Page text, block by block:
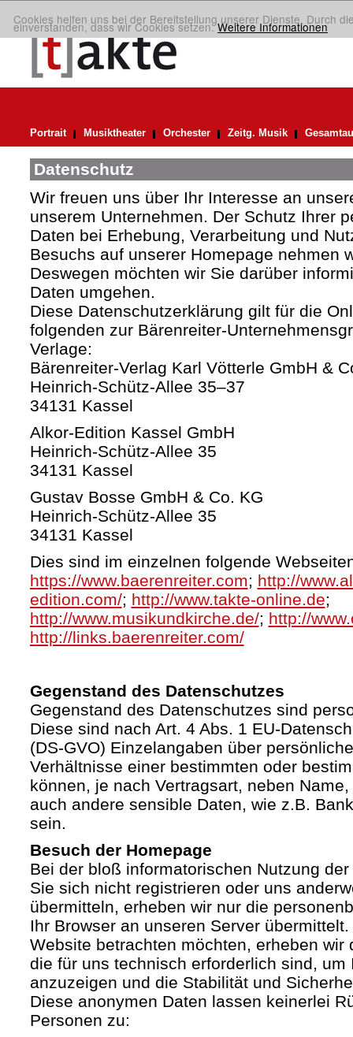
Cookies helfen uns bei der Bereitstellung unserer Dienste. Durch
einverstanden, dass wir Cookies setzen.Weitere Informationen
Portrait Musiktheater Orchester Zeitg. Musik
Datenschutz
Wir freuen uns über Ihr Interesse an
unserem Unternehmen. Der Schutz Ihrer
Daten bei Erhebung, Verarbeitung und
Besuchs auf unserer Homepage nehmen
Deswegen möchten wir Sie darüber
Daten umgehen.
Diese Datenschutzerklärung gilt für die
folgenden zur Bärenreiter-
Verlage:
Bärenreiter-Verlag Karl Vötterle GmbH &
Heinrich-Schütz-Allee 35–37
34131 Kassel
Alkor-Edition Kassel GmbH
Heinrich-Schütz-Allee 35
34131 Kassel
Gustav Bosse GmbH & Co. KG
Heinrich-Schütz-Allee 35
34131 Kassel
Dies sind im einzelnen folgende
https://www.baerenreiter.com; http://
edition.com/; http://www.takte-online.de;
http://www.musikundkirche.de/; http://
http://links.baerenreiter.com/
Gegenstand des Datenschutzes
Gegenstand des Datenschutzes sind
Diese sind nach Art. 4 Abs. 1 EU-
(DS-GVO) Einzelangaben über
Verhältnisse einer bestimmten oder
können, je nach Vertragsart, neben
auch andere sensible Daten, wie z.B.
sein.
Besuch der Homepage
Bei der bloß informatorischen Nutzung
Sie sich nicht registrieren oder uns
übermitteln, erheben wir nur die
Ihr Browser an unseren Server
Website betrachten möchten, erheben wir
die für uns technisch erforderlich sind, um
anzuzeigen und die Stabilität und
Diese anonymen Daten lassen keinerlei
Personen zu: